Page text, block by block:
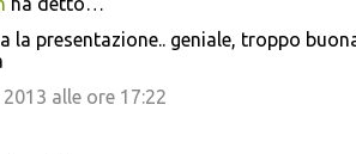
la presentazione.. geniale, troppo
alle ore 17:22